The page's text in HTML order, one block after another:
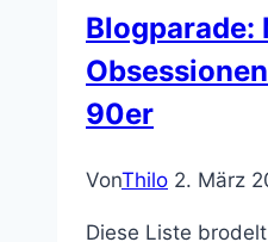
richtig
kackt
Blogparade:
90er
VonThilo 2. März
Diese Liste